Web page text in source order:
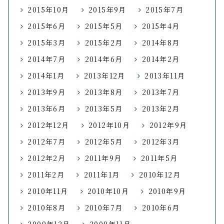
2015年10月 2015年9月
2015年7月
2015年6月
2015年5月
2015年4月
2015年3月
2015年2月
2014年8月
2014年7月
2014年6月
2014年2月
2014年1月
2013年12月
2013年11月
2013年9月
2013年8月
2013年7月
2013年6月
2013年5月
2013年2月
2012年12月
2012年10月
2012年9月
2012年7月
2012年5月
2012年3月
2012年2月
2011年9月
2011年5月
2011年2月
2011年1月
2010年12月
2010年11月
2010年10月
2010年9月
2010年8月
2010年7月
2010年6月